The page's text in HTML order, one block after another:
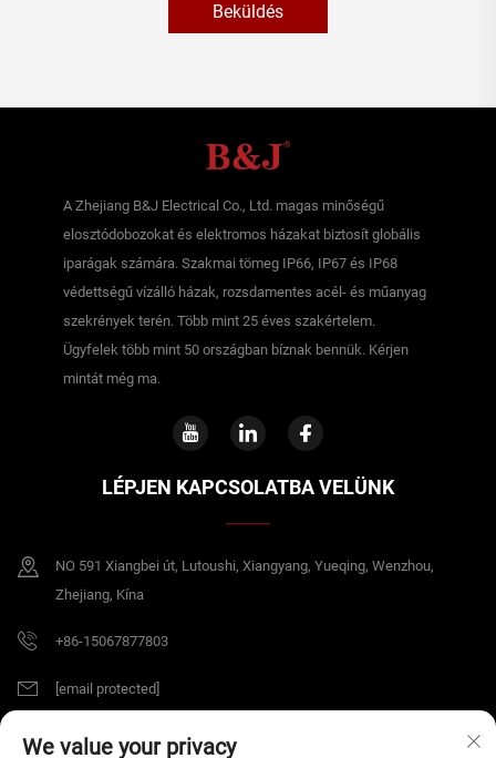
Beküldés
A Zhejiang B&J Electrical Co., Ltd. magas minőségű
elosztódobozokat és elektromos házakat biztosít globális
iparágak számára. Szakmai tömeg IP66, IP67 és IP68
védettségű vízálló házak, rozsdamentes acél- és műanyag
szekrények terén. Több mint 25 éves szakértelem.
Ügyfelek több mint 50 országban bíznak bennük. Kérjen
mintát még ma.
LÉPJEN KAPCSOLATBA VELÜNK
NO 591 Xiangbei út, Lutoushi, Xiangyang, Yueqing, Wenzhou,
Zhejiang, Kína
+86-15067877803
[email protected]
We value your privacy